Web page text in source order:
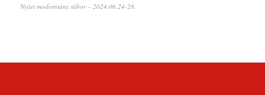
Nyári moderntánc tábor – 2024.06.24-28.